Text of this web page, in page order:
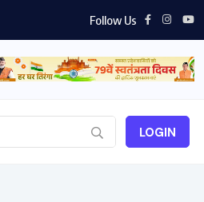
Follow Us
LOGIN